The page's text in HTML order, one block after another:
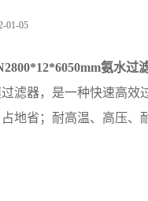
01-05
氨水过
滤器， 是一种快速高效
地省；耐高温、高压、